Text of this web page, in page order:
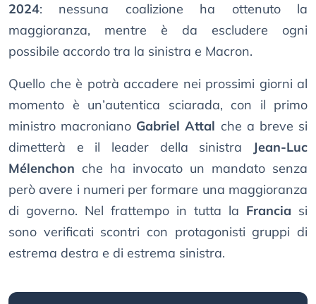
2024: nessuna coalizione ha ottenuto la
maggioranza, mentre è da escludere ogni
possibile accordo tra la sinistra e Macron.
Quello che è potrà accadere nei prossimi giorni al
momento è un’autentica sciarada, con il primo
ministro macroniano Gabriel Attal che a breve si
dimetterà e il leader della sinistra Jean-Luc
Mélenchon che ha invocato un mandato senza
però avere i numeri per formare una maggioranza
di governo. Nel frattempo in tutta la Francia si
sono verificati scontri con protagonisti gruppi di
estrema destra e di estrema sinistra.